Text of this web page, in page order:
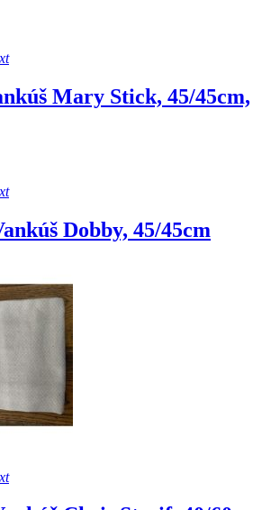
Mary Stick, 45/45cm,
Dobby, 45/45cm